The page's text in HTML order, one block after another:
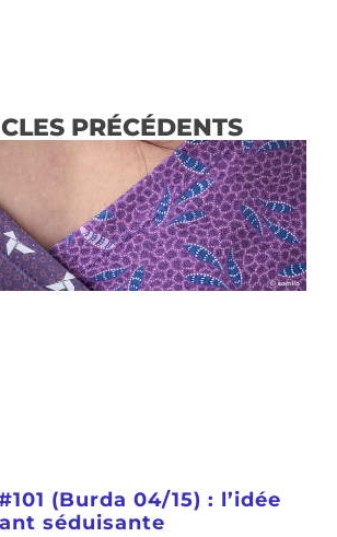
PRÉCÉDENTS
(Burda 04/15) : l’idée
séduisante